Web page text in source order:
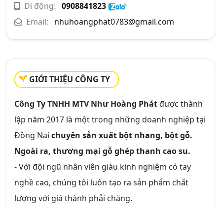
Di động: 0908841823
Email:
nhuhoangphat0783@gmail.com
GIỚI THIỆU CÔNG TY
Công Ty TNHH MTV Như Hoàng Phátđược thành
lập năm 2017 là một trong những doanh nghiệp tại
Đồng Nai chuyên sản xuất bột nhang, bột gỗ.
Ngoài ra, thương mại gỗ ghép thanh cao su.
- Với đội ngũ nhân viên giàu kinh nghiệm có tay
nghề cao, chúng tôi luôn tạo ra sản phẩm chất
lượng với giá thành phải chăng.